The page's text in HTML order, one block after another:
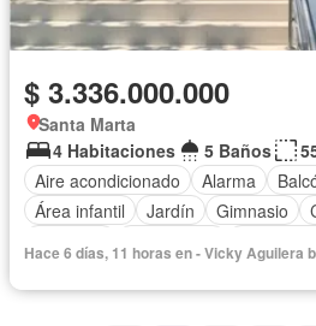
$ 3.336.000.000
Santa Marta
4 Habitaciones
5 Baños
Aire acondicionado
Alarma
Área infantil
Jardín Gimnasio
Piscina
Hace 6 días, 11 horas en - Vicky Aguilera